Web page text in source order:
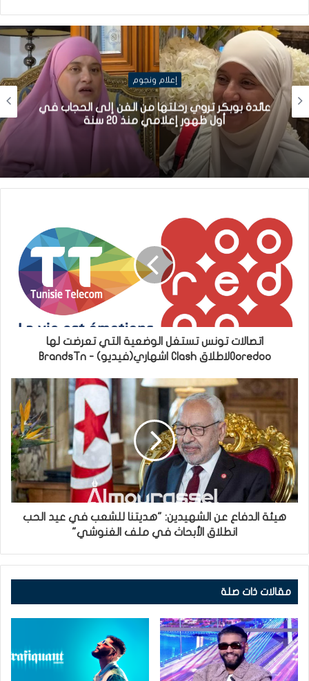
إعلام ونجوم
عائدة بوبكر تروي رحلتها من الفن إلى الحجاب في
أول ظهور إعلامي منذ 20 سنة
اتصالات تونس تستغل الوضعية التي تعرضت لها
Ooredooلاطلاق Clash اشهاري(فيديو) - BrandsTn
هيئة الدفاع عن الشهيدين: "هديتنا للشعب في عيد الحب
انطلاق الأبحاث في ملف الغنوشي"
مقالات ذات صلة